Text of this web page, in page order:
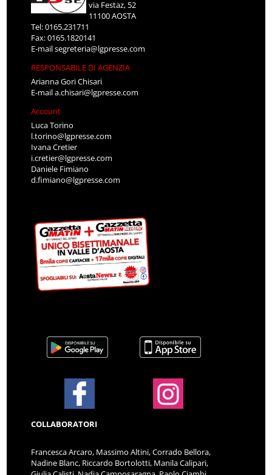
via Festaz, 52
11100 AOSTA
Tel: 0165.231711
Fax: 0165.1820141
E-mailsegreteria@lgpresse.com
RESPONSABILE DI AGENZIA
Arianna Gori Chisari
E-maila.chisari@lgpresse.com
Account
Luca Torino
l.torino@lgpresse.com
Ivana Cretier
i.cretier@lgpresse.com
Daniele Fimiano
d.fimiano@lgpresse.com
COLLABORATORI
Francesca Arcaro, Massimo Altini, Corrado Bellora,
Nadine Blanc, Riccardo Bortolotti, Manila Calipari,